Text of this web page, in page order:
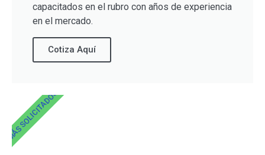
capacitados en el rubro con años de experiencia
en el mercado.
Cotiza Aquí
MÁS SOLICITADOS